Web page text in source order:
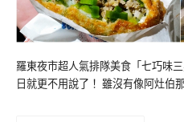
羅東夜市超人氣排隊美食「七巧味
日就更不用說了！ 雖沒有像阿灶伯